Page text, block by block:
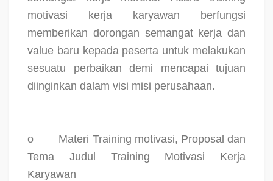
motivasi kerja karyawan berfungsi
memberikan dorongan semangat kerja dan
value baru kepada peserta untuk melakukan
sesuatu perbaikan demi mencapai tujuan
diinginkan dalam visi misi perusahaan.
o
Materi Training motivasi, Proposal dan
Tema Judul Training Motivasi Kerja
Karyawan